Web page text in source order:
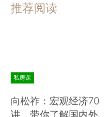
推荐阅读
私房课
向松祚：宏观经济70
讲，带你了解国内外